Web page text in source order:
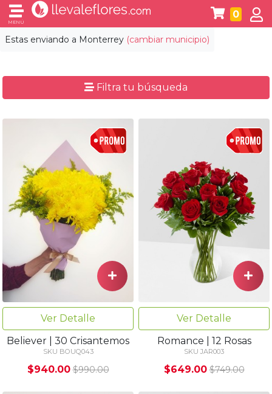
Estas enviando a Monterrey (cambiar municipio)
MENÚ
0
Filtra tu búsqueda
Ver Detalle
Believer | 30 Crisantemos
SKU BOUQ043
$940.00 $990.00
Ver Detalle
Romance | 12 Rosas
SKU JAR003
$649.00 $749.00